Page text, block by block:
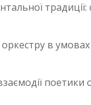
оркестру в